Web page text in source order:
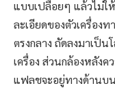
แบบเปลือยๆ แล้วไม่ใ
ละเอียดของตัวเครื่อง
ตรงกลาง ถัดลงมาเป็น
เครื่อง ส่วนกล้องหลัง
แฟลชจะอยู่ทางด้านบน